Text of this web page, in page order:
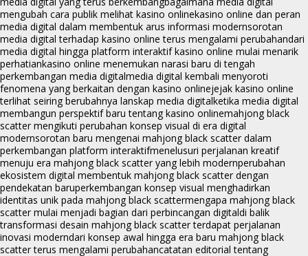
mengubah cara publik melihat kasino onlinekasino online dan peran
media digital dalam membentuk arus informasi modernsorotan
media digital terhadap kasino online terus mengalami perubahandari
media digital hingga platform interaktif kasino online mulai menarik
perhatiankasino online menemukan narasi baru di tengah
perkembangan media digitalmedia digital kembali menyoroti
fenomena yang berkaitan dengan kasino onlinejejak kasino online
terlihat seiring berubahnya lanskap media digitalketika media digital
membangun perspektif baru tentang kasino onlinemahjong black
scatter mengikuti perubahan konsep visual di era digital
modernsorotan baru mengenai mahjong black scatter dalam
perkembangan platform interaktifmenelusuri perjalanan kreatif
menuju era mahjong black scatter yang lebih modernperubahan
ekosistem digital membentuk mahjong black scatter dengan
pendekatan baruperkembangan konsep visual menghadirkan
identitas unik pada mahjong black scattermengapa mahjong black
scatter mulai menjadi bagian dari perbincangan digitaldi balik
transformasi desain mahjong black scatter terdapat perjalanan
inovasi moderndari konsep awal hingga era baru mahjong black
scatter terus mengalami perubahancatatan editorial tentang